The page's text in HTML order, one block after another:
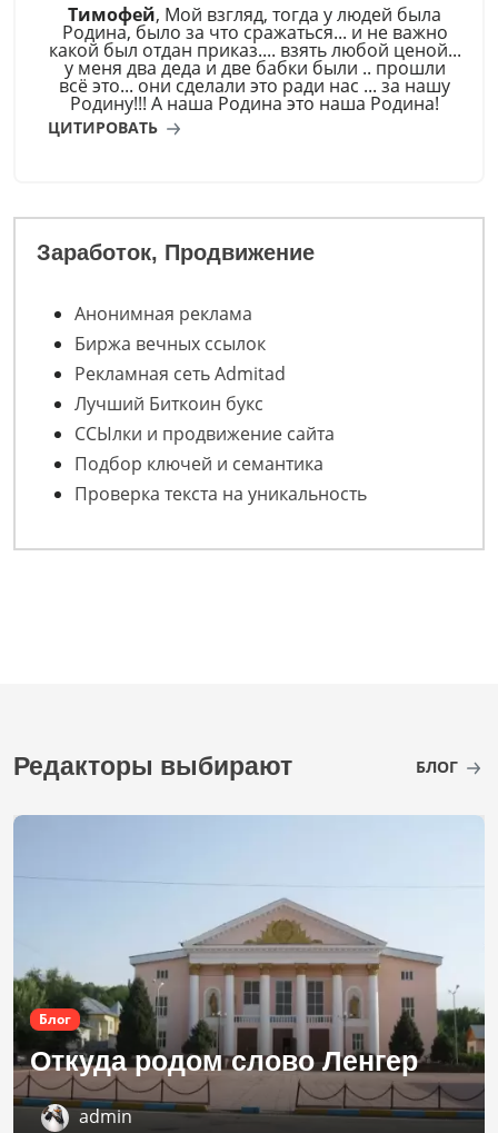
Тимофей, Мой взгляд, тогда у людей была
Родина, было за что сражаться... и не важно
какой был отдан приказ.... взять любой ценой...
у меня два деда и две бабки были .. прошли
всё это... они сделали это ради нас ... за нашу
Родину!!! А наша Родина это наша Родина!
ЦИТИРОВАТЬ
Заработок, Продвижение
Анонимная реклама
Биржа вечных ссылок
Рекламная сеть Admitad
Лучший Биткоин букс
ССЫлки и продвижение сайта
Подбор ключей и семантика
Проверка текста на уникальность
Редакторы выбирают БЛОГ
Блог
Откуда родом слово Ленгер
admin